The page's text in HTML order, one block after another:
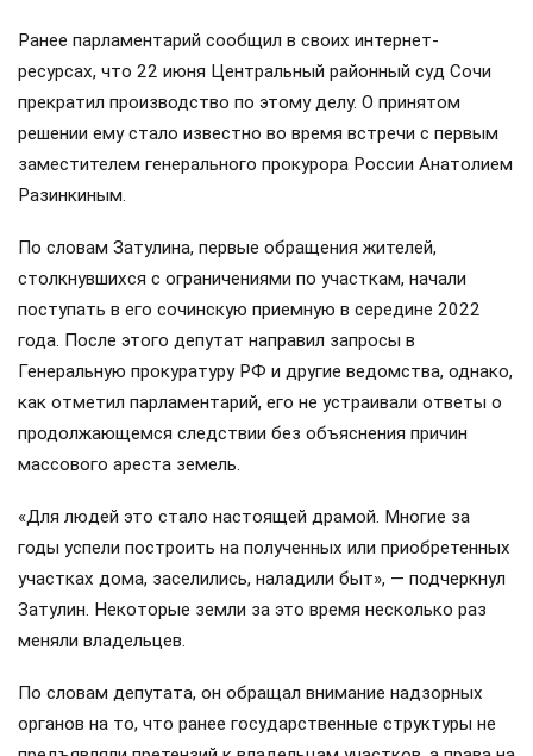
Ранее парламентарий сообщил в своих интернет-
ресурсах, что 22 июня Центральный районный суд Сочи
прекратил производство по этому делу. О принятом
решении ему стало известно во время встречи с первым
заместителем генерального прокурора России Анатолием
Разинкиным.
По словам Затулина, первые обращения жителей,
столкнувшихся с ограничениями по участкам, начали
поступать в его сочинскую приемную в середине 2022
года. После этого депутат направил запросы в
Генеральную прокуратуру РФ и другие ведомства, однако,
как отметил парламентарий, его не устраивали ответы о
продолжающемся следствии без объяснения причин
массового ареста земель.
«Для людей это стало настоящей драмой. Многие за
годы успели построить на полученных или приобретенных
участках дома, заселились, наладили быт», — подчеркнул
Затулин. Некоторые земли за это время несколько раз
меняли владельцев.
По словам депутата, он обращал внимание надзорных
органов на то, что ранее государственные структуры не